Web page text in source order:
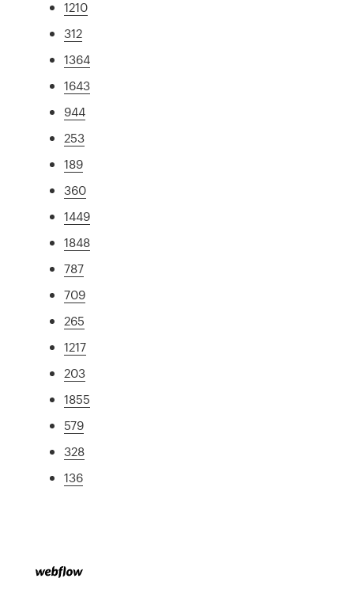
1210
312
1364
1643
944
253
189
360
1449
1848
787
709
265
1217
203
1855
579
328
136